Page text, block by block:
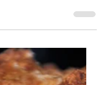
čtení: 1